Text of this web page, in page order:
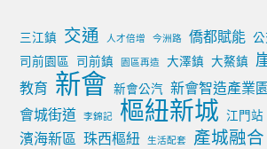
三江鎮 交通 人才倍增 今洲路 僑都賦能
司前園區 司前鎮 園區再造 大澤鎮 大鰲鎮
教育 新會 新會公汽 新會智造產業園
會城街道 李錦記 樞紐新城 江門站
濱海新區 珠西樞紐 生活配套 產城融合